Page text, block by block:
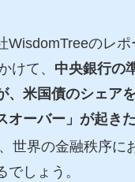
WisdomTreeのレ
けて、 中央銀行の
、米国債のシェア
オーバー」が起きた
世界の金融秩序に
でしょう。